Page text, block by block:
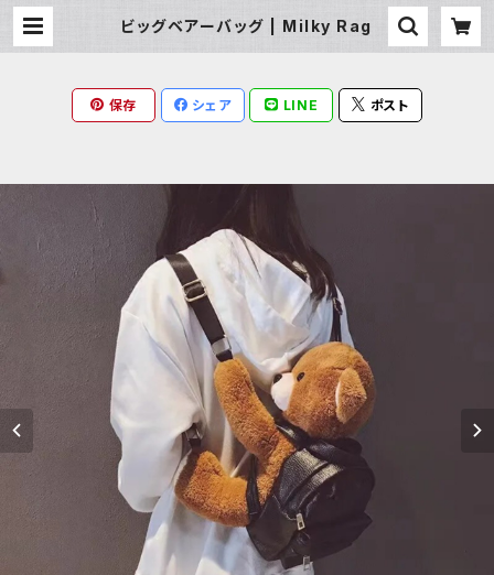
ビッグベアーバッグ | Milky Rag
保存 シェア LINE ポスト